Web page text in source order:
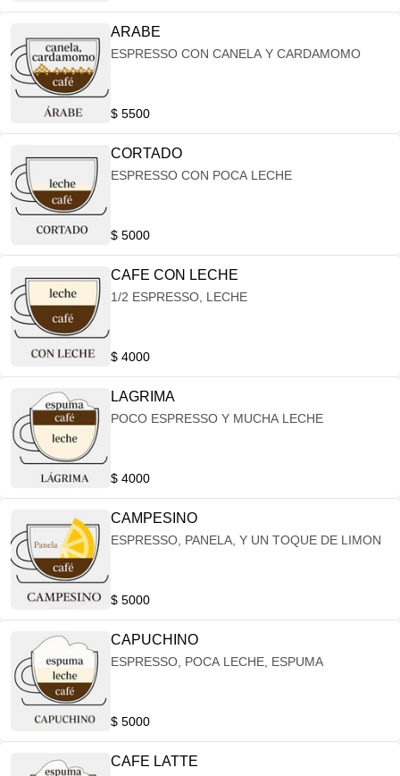
ARABE
ESPRESSO CON CANELA Y CARDAMOMO
$ 5500
CORTADO
ESPRESSO CON POCA LECHE
$ 5000
CAFE CON LECHE
1/2 ESPRESSO, LECHE
$ 4000
LAGRIMA
POCO ESPRESSO Y MUCHA LECHE
$ 4000
CAMPESINO
ESPRESSO, PANELA, Y UN TOQUE DE LIMON
$ 5000
CAPUCHINO
ESPRESSO, POCA LECHE, ESPUMA
$ 5000
CAFE LATTE